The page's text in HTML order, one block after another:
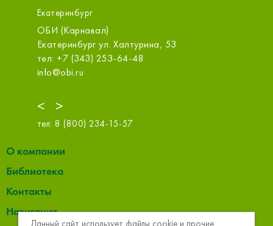
Екатеринбург
<
ОБИ (Карнавал)
Екатеринбург ул. Халтурина, 53
тел: +7 (343) 253-64-48
info@obi.ru
>
тел: 8 (800) 234-15-57
О компании
Библиотека
Контакты
Навигация
Данный сайт использует файлы cookie и прочие